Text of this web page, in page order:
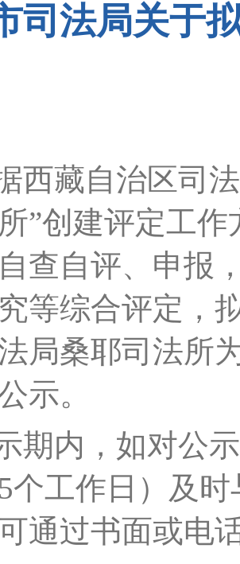
司法局关于
西藏自治区司
”创建评定工
查自评、申报
等综合评定，
局桑耶司法所
公示。
期内，如对公
个工作日）及
通过书面或电